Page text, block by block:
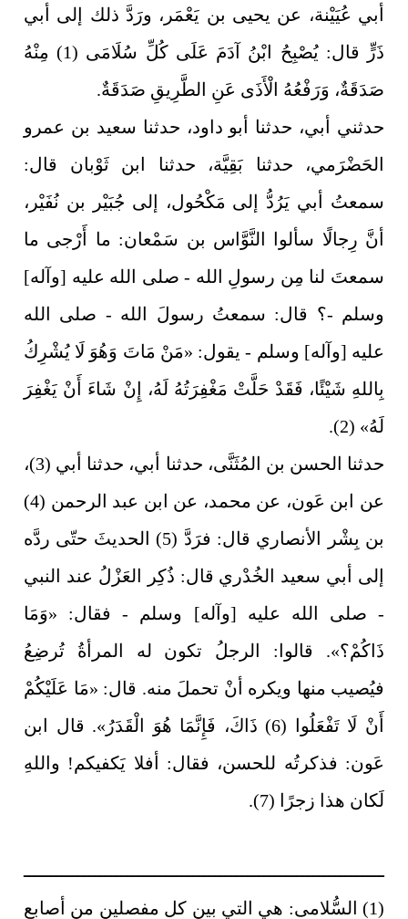
أبي عُيَيْنة، عن يحيى بن يَعْمَر، ورَدَّ ذلك إلى أبي
ذَرٍّ قال: يُصْبِحُ ابْنُ آدَمَ عَلَى كُلِّ سُلَامَى (1) مِنْهُ
صَدَقَةٌ، وَرَفْعُهُ الْأَذَى عَنِ الطَّرِيقِ صَدَقَةٌ.
حدثني أبي، حدثنا أبو داود، حدثنا سعيد بن عمرو
الحَضْرَمي، حدثنا بَقِيَّة، حدثنا ابن ثَوْبان قال:
سمعتُ أبي يَرُدُّ إلى مَكْحُول، إلى جُبَيْر بن نُفَيْر،
أنَّ رِجالًا سألوا النَّوَّاس بن سَمْعان: ما أَرْجى ما
سمعتَ لنا مِن رسولِ الله - صلى الله عليه [وآله]
وسلم -؟ قال: سمعتُ رسولَ الله - صلى الله
عليه [وآله] وسلم - يقول: «مَنْ مَاتَ وَهُوَ لَا يُشْرِكُ
بِاللهِ شَيْئًا، فَقَدْ حَلَّتْ مَغْفِرَتُهُ لَهُ، إِنْ شَاءَ أَنْ يَغْفِرَ
لَهُ» (2).
حدثنا الحسن بن المُثَنَّى، حدثنا أبي، حدثنا أبي (3)،
عن ابن عَون، عن محمد، عن ابن عبد الرحمن (4)
بن بِشْر الأنصاري قال: فرَدَّ (5) الحديثَ حتّى ردَّه
إلى أبي سعيد الخُدْري قال: ذُكِر العَزْلُ عند النبي
- صلى الله عليه [وآله] وسلم - فقال: «وَمَا
ذَاكُمْ؟». قالوا: الرجلُ تكون له المرأةُ تُرضِعُ
فيُصيب منها ويكره أنْ تحملَ منه. قال: «مَا عَلَيْكُمْ
أَنْ لَا تَفْعَلُوا (6) ذَاكَ، فَإِنَّمَا هُوَ الْقَدَرُ». قال ابن
عَون: فذكرتُه للحسن، فقال: أفلا يَكفيكم! واللهِ
لَكان هذا زجرًا (7).
ــــــــــــــــــــــــــــــــــــــــــــــــــــــــــــــــــ
(1) السُّلامى: هي التي بين كل مفصلين من أصابع